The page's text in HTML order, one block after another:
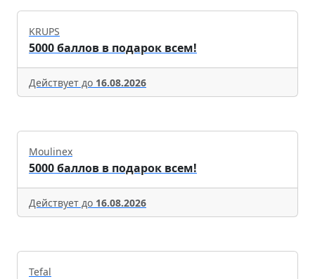
KRUPS
5000 баллов в подарок всем!
Действует до 16.08.2026
Moulinex
5000 баллов в подарок всем!
Действует до 16.08.2026
Tefal